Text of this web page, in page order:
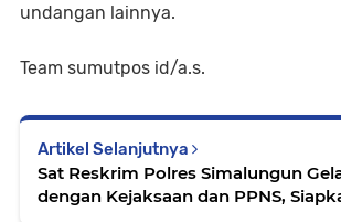
undangan lainnya.⁣
Team sumutpos id/a.s.
Artikel Selanjutnya
Sat Reskrim Polres Simalungun
dengan Kejaksaan dan PPNS,